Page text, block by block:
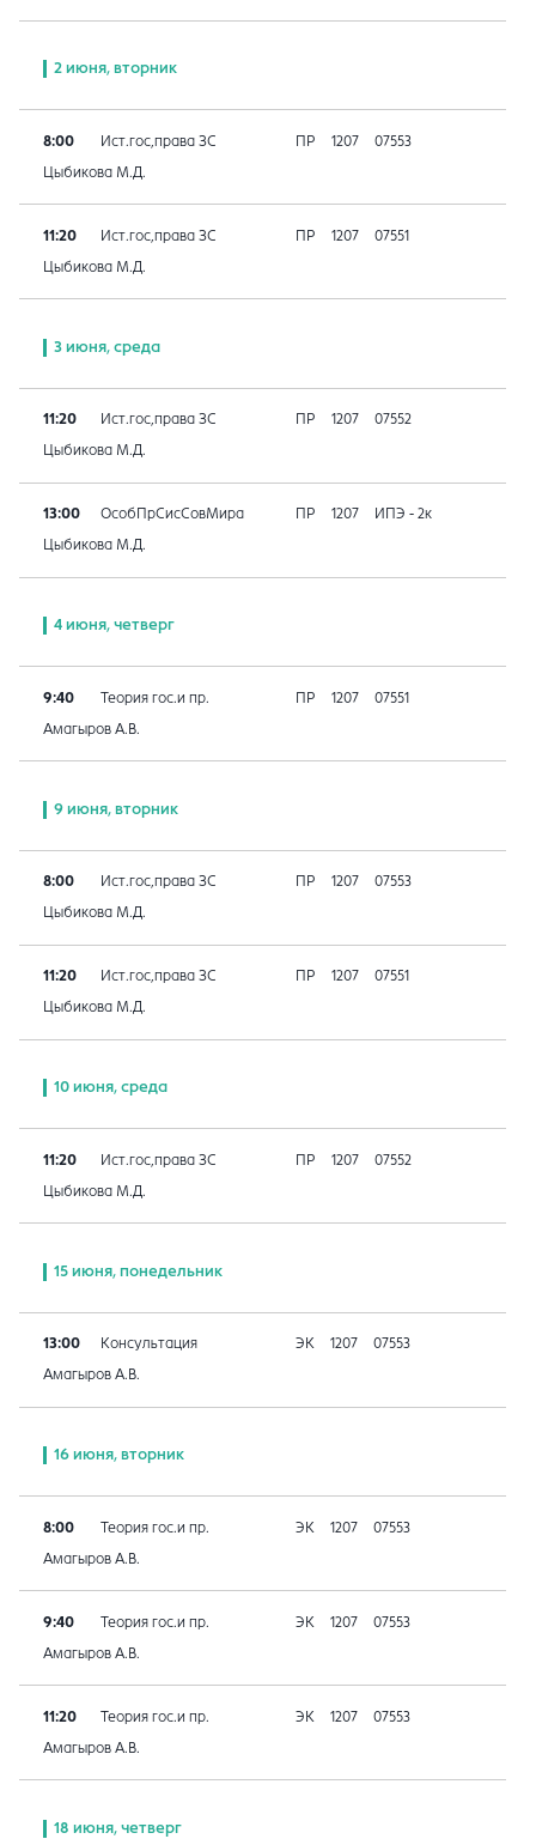
2 июня, вторник
8:00 Ист.гос,права ЗС ПР 1207 07553
Цыбикова М.Д.
11:20 Ист.гос,права ЗС ПР 1207 07551
Цыбикова М.Д.
3 июня, среда
11:20 Ист.гос,права ЗС ПР 1207 07552
Цыбикова М.Д.
13:00 ОсобПрСисСовМира ПР 1207 ИПЭ - 2к
Цыбикова М.Д.
4 июня, четверг
9:40 Теория гос.и пр. ПР 1207 07551
Амагыров А.В.
9 июня, вторник
8:00 Ист.гос,права ЗС ПР 1207 07553
Цыбикова М.Д.
11:20 Ист.гос,права ЗС ПР 1207 07551
Цыбикова М.Д.
10 июня, среда
11:20 Ист.гос,права ЗС ПР 1207 07552
Цыбикова М.Д.
15 июня, понедельник
13:00 Консультация ЭК 1207 07553
Амагыров А.В.
16 июня, вторник
8:00 Теория гос.и пр. ЭК 1207 07553
Амагыров А.В.
9:40 Теория гос.и пр. ЭК 1207 07553
Амагыров А.В.
11:20 Теория гос.и пр. ЭК 1207 07553
Амагыров А.В.
18 июня, четверг